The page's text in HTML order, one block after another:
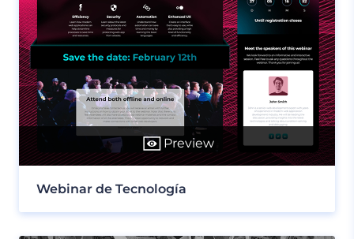
Preview
Webinar de Tecnología